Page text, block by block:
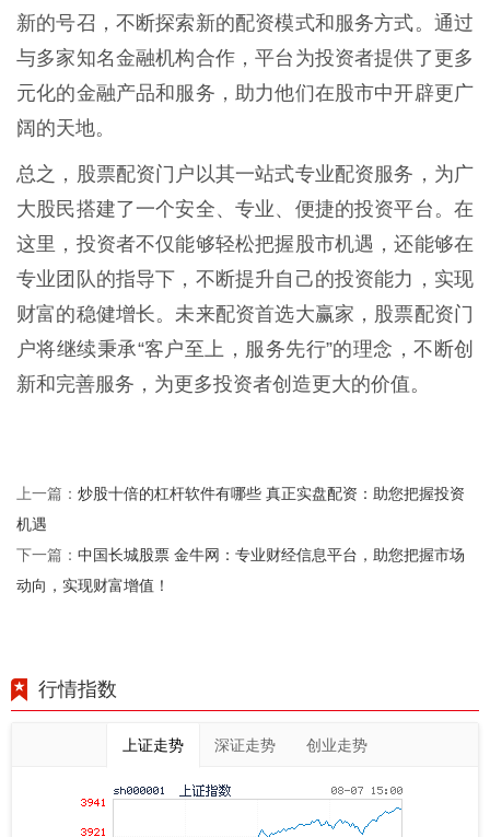
新的号召，不断探索新的配资模式和服务方式。通过
与多家知名金融机构合作，平台为投资者提供了更多
元化的金融产品和服务，助力他们在股市中开辟更广
阔的天地。
总之，股票配资门户以其一站式专业配资服务，为广
大股民搭建了一个安全、专业、便捷的投资平台。在
这里，投资者不仅能够轻松把握股市机遇，还能够在
专业团队的指导下，不断提升自己的投资能力，实现
财富的稳健增长。未来配资首选大赢家，股票配资门
户将继续秉承“客户至上，服务先行”的理念，不断创
新和完善服务，为更多投资者创造更大的价值。
上一篇： 炒股十倍的杠杆软件有哪些 真正实盘配资：助您把握投资
机遇
下一篇： 中国长城股票 金牛网：专业财经信息平台，助您把握市场
动向，实现财富增值！
行情指数
上证走势 深证走势 创业走势